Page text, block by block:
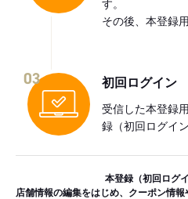
す。
その後、本登録
03 初回ログイン
受信した本登録
録（初回ログイ
本登録（初回ログ
店舗情報の編集をはじめ、クーポン情